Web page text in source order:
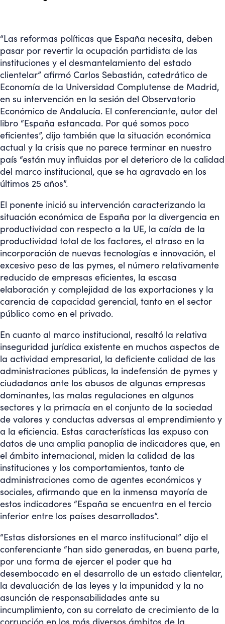
“Las reformas políticas que España necesita, deben
pasar por revertir la ocupación partidista de las
instituciones y el desmantelamiento del estado
clientelar” afirmó Carlos Sebastián, catedrático de
Economía de la Universidad Complutense de Madrid,
en su intervención en la sesión del Observatorio
Económico de Andalucía. El conferenciante, autor del
libro “España estancada. Por qué somos poco
eficientes”, dijo también que la situación económica
actual y la crisis que no parece terminar en nuestro
país “están muy influidas por el deterioro de la calidad
del marco institucional, que se ha agravado en los
últimos 25 años”.
El ponente inició su intervención caracterizando la
situación económica de España por la divergencia en
productividad con respecto a la UE, la caída de la
productividad total de los factores, el atraso en la
incorporación de nuevas tecnologías e innovación, el
excesivo peso de las pymes, el número relativamente
reducido de empresas eficientes, la escasa
elaboración y complejidad de las exportaciones y la
carencia de capacidad gerencial, tanto en el sector
público como en el privado.
En cuanto al marco institucional, resaltó la relativa
inseguridad jurídica existente en muchos aspectos de
la actividad empresarial, la deficiente calidad de las
administraciones públicas, la indefensión de pymes y
ciudadanos ante los abusos de algunas empresas
dominantes, las malas regulaciones en algunos
sectores y la primacía en el conjunto de la sociedad
de valores y conductas adversas al emprendimiento y
a la eficiencia. Estas características las expuso con
datos de una amplia panoplia de indicadores que, en
el ámbito internacional, miden la calidad de las
instituciones y los comportamientos, tanto de
administraciones como de agentes económicos y
sociales, afirmando que en la inmensa mayoría de
estos indicadores “España se encuentra en el tercio
inferior entre los países desarrollados”.
“Estas distorsiones en el marco institucional” dijo el
conferenciante “han sido generadas, en buena parte,
por una forma de ejercer el poder que ha
desembocado en el desarrollo de un estado clientelar,
la devaluación de las leyes y la impunidad y la no
asunción de responsabilidades ante su
incumplimiento, con su correlato de crecimiento de la